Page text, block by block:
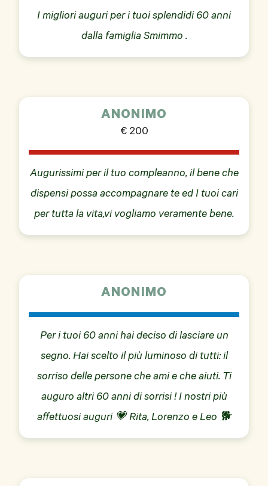
I migliori auguri per i tuoi splendidi 60 anni
dalla famiglia Smimmo .
ANONIMO
€ 200
Augurissimi per il tuo compleanno, il bene che
dispensi possa accompagnare te ed I tuoi cari
per tutta la vita,vi vogliamo veramente bene.
ANONIMO
Per i tuoi 60 anni hai deciso di lasciare un
segno. Hai scelto il più luminoso di tutti: il
sorriso delle persone che ami e che aiuti. Ti
auguro altri 60 anni di sorrisi ! I nostri più
affettuosi auguri 💗 Rita, Lorenzo e Leo 🐕